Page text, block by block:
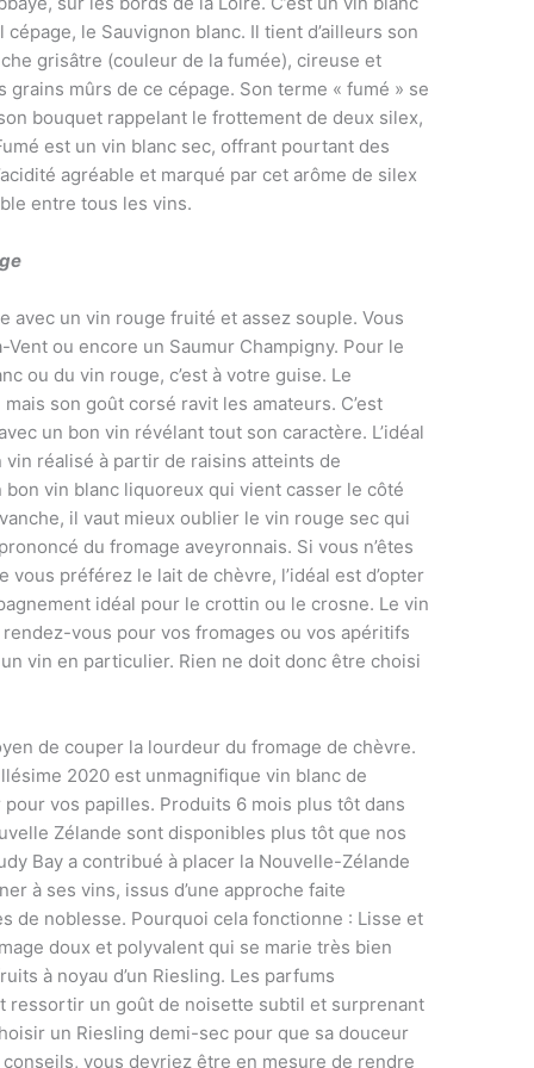
le Sauvignon blanc. Il tient d’ailleurs son
grisâtre (couleur de la fumée), cireuse et
mûrs de ce cépage. Son terme « fumé » se
bouquet rappelant le frottement de deux silex,
est un vin blanc sec, offrant pourtant des
agréable et marqué par cet arôme de silex
entre tous les vins.
avec un vin rouge fruité et assez souple. Vous
ou encore un Saumur Champigny. Pour le
ou du vin rouge, c’est à votre guise. Le
son goût corsé ravit les amateurs. C’est
un bon vin révélant tout son caractère. L’idéal
réalisé à partir de raisins atteints de
vin blanc liquoreux qui vient casser le côté
il vaut mieux oublier le vin rouge sec qui
du fromage aveyronnais. Si vous n’êtes
préférez le lait de chèvre, l’idéal est d’opter
idéal pour le crottin ou le crosne. Le vin
vous pour vos fromages ou vos apéritifs
vin en particulier. Rien ne doit donc être choisi
de couper la lourdeur du fromage de chèvre.
2020 est unmagnifique vin blanc de
vos papilles. Produits 6 mois plus tôt dans
Zélande sont disponibles plus tôt que nos
Bay a contribué à placer la Nouvelle-Zélande
à ses vins, issus d’une approche faite
de noblesse. Pourquoi cela fonctionne : Lisse et
doux et polyvalent qui se marie très bien
à noyau d’un Riesling. Les parfums
ressortir un goût de noisette subtil et surprenant
un Riesling demi-sec pour que sa douceur
vous devriez être en mesure de rendre